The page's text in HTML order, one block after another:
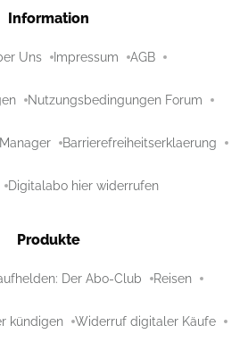
Information
Uns Impressum AGB
Nutzungsbedingungen Forum
Barrierefreiheitserklaerung
Digitalabo hier widerrufen
Produkte
Der Abo-Club Reisen
kündigen Widerruf digitaler Käufe